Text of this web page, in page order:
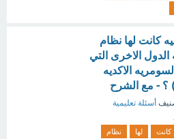
كانت لها نظام
الاخرى التي
الاكديه
؟ - مع الشرح
أسئلة تعليمية
كانت لها
نظام